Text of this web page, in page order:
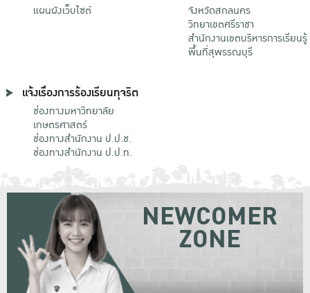
แผนผังเว็บไซต์
จังหวัดสกลนคร
วิทยาเขตศรีราชา
สำนักงานเขตบริหารการเรียนรู้
พื้นที่สุพรรณบุรี
แจ้งเรื่องการร้องเรียนทุจริต
ช่องทางมหาวิทยาลัย
เกษตรศาสตร์
ช่องทางสำนักงาน ป.ป.ช.
ช่องทางสำนักงาน ป.ป.ท.
NEWCOMER
ZONE